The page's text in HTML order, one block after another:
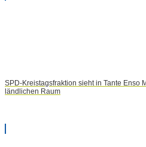
SPD-Kreistagsfraktion sieht in Tante Enso
ländlichen Raum